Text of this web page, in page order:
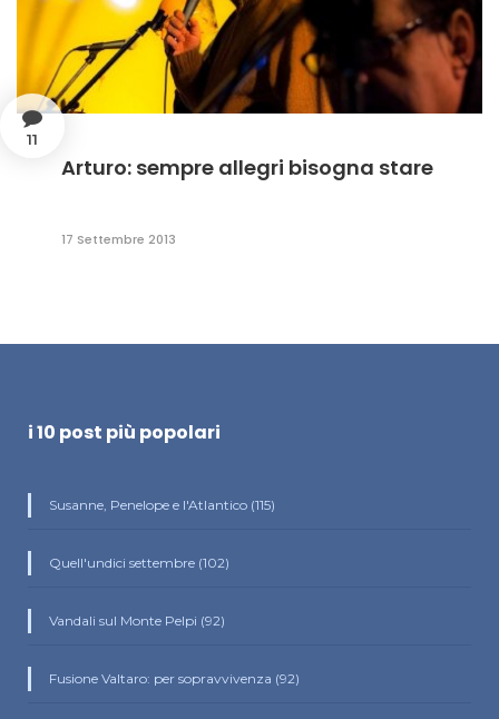
11
Arturo: sempre allegri bisogna stare
17 Settembre 2013
i 10 post più popolari
Susanne, Penelope e l'Atlantico (115)
Quell'undici settembre (102)
Vandali sul Monte Pelpi (92)
Fusione Valtaro: per sopravvivenza (92)